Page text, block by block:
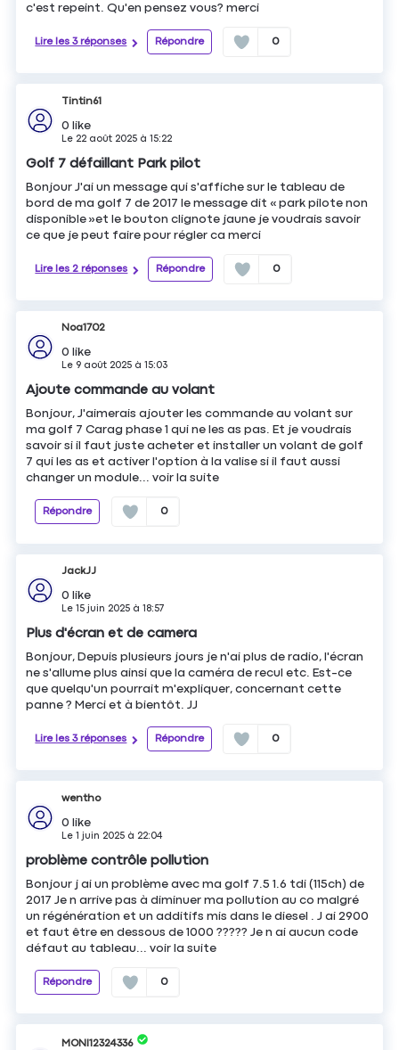
c'est repeint. Qu'en pensez vous? merci
Lire les 3 réponses Répondre 0
Tintin61
0 like
Le 22 août 2025 à15:22
Golf 7 défaillant Park pilot
Bonjour J'ai un message qui s'affiche sur le tableau de
bord de ma golf 7 de 2017 le message dit « park pilote non
disponible »et le bouton clignote jaune je voudrais savoir
ce que je peut faire pour régler ca merci
Lire les 2 réponses Répondre 0
Noa1702
0 like
Le 9 août 2025 à15:03
Ajoute commande au volant
Bonjour, J'aimerais ajouter les commande au volant sur
ma golf 7 Carag phase 1 qui ne les as pas. Et je voudrais
savoir si il faut juste acheter et installer un volant de golf
7 qui les as et activer l'option à la valise si il faut aussi
changer un module...voir la suite
Répondre 0
JackJJ
0 like
Le15 juin 2025 à18:57
Plus d'écran et de camera
Bonjour, Depuis plusieurs jours je n'ai plus de radio, l'écran
ne s'allume plus ainsi que la caméra de recul etc. Est-ce
que quelqu'un pourrait m'expliquer, concernant cette
panne ? Merci et à bientôt. JJ
Lire les 3 réponses Répondre 0
wentho
0 like
Le1 juin 2025 à 22:04
problème contrôle pollution
Bonjour j ai un problème avec ma golf 7.5 1.6 tdi (115ch) de
2017 Je n arrive pas à diminuer ma pollution au co malgré
un régénération et un additifs mis dans le diesel . J ai 2900
et faut être en dessous de 1000 ????? Je n ai aucun code
défaut au tableau...voir la suite
Répondre 0
MONI12324336